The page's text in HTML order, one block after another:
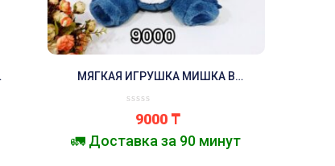
МЯГКАЯ ИГРУШКА МИШКА В
9000 ₸
🚛 Доставка за 90 минут